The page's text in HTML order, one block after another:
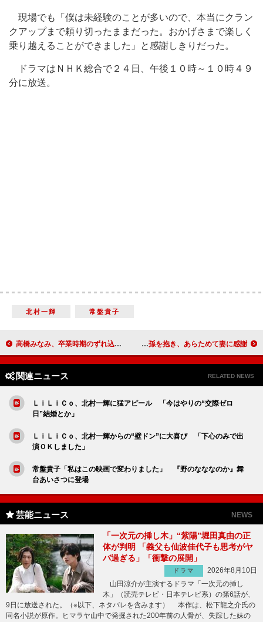
現場でも「僕は未経験のことが多いので、本当にクラン
クアップまで頼り切ったままだった。おかげさまで楽しく
乗り越えることができました」と感謝しきりだった。
ドラマはＮＨＫ総合で２４日、午後１０時～１０時４９
分に放送。
北村一輝 常盤貴子
高橋みなみ、卒業時期のずれ込みを謝罪 「詐欺問題みたいになっていますが…」 赤井英和、長男の英五郎選手を紹介 関根勤、孫を抱き、あらためて妻に感謝
関連ニュース RELATED NEWS
ＬｉＬｉＣｏ、北村一輝に猛アピール 「今はやりの“交際ゼロ
日”結婚とか」
ＬｉＬｉＣｏ、北村一輝からの“壁ドン”に大喜び 「下心のみで出
演ＯＫしました」
常盤貴子「私はこの映画で変わりました」 『野のなななのか』舞
台あいさつに登場
芸能ニュース NEWS
「一次元の挿し木」“紫陽”堀田真由の正
体が判明 「義父も仙波佳代子も思考がヤ
バ過ぎる」「衝撃の展開」
ドラマ
2026年8月10日
山田涼介が主演するドラマ「一次元の挿し
木」（読売テレビ・日本テレビ系）の第6話が、
9日に放送された。（※以下、ネタバレを含みます） 本作は、松下龍之介氏の
同名小説が原作。ヒマラヤ山中で発掘された200年前の人骨が、失踪した妹の